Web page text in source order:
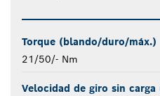
Torque (blando/duro/máx.)
21/50/- Nm
Velocidad de giro sin